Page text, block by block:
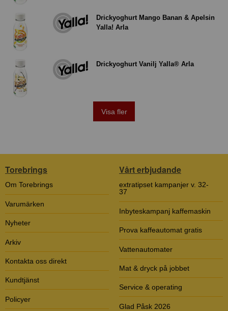
Drickyoghurt Mango Banan & Apelsin
Yalla! Arla
Drickyoghurt Vanilj Yalla® Arla
Visa fler
Torebrings
Om Torebrings
Varumärken
Nyheter
Arkiv
Kontakta oss direkt
Kundtjänst
Policyer
Vårt erbjudande
extratipset kampanjer v. 32-
37
Inbyteskampanj kaffemaskin
Prova kaffeautomat gratis
Vattenautomater
Mat & dryck på jobbet
Service & operating
Glad Påsk 2026